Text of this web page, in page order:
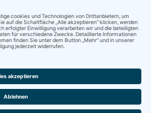
JOBS
BROSCHÜREN
DATENSCHUTZ